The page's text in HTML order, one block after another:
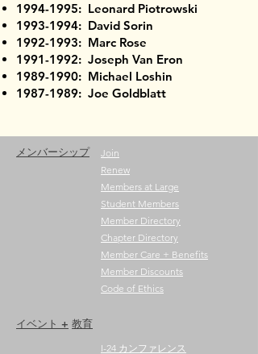
1994-1995: Leonard Piotrowski
1993-1994: David Sorin
1992-1993: Marc Rose
1991-1992: Joseph Van Eron
1989-1990: Michael Loshin
1987-1989: Joe Goldblatt
メンバーシップ
Join
Renew
Members at Large
Student Members
Member Directory
Chapter Directory
Member Care + Benefits
Member Discounts
Code of Ethics
イベント + 教育
I-24 カンファレンス